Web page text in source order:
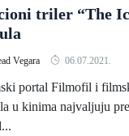
triler “The
Vegara 06.07.2021.
portal Filmofil i
u kinima najvaljuju